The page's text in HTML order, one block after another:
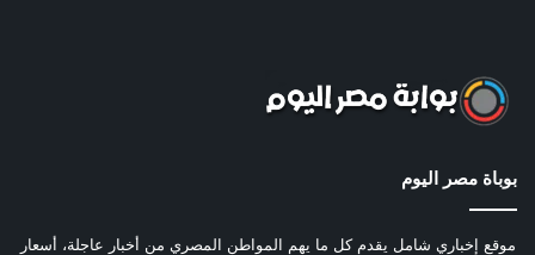
بوباة مصر اليوم
موقع إخباري شامل يقدم كل ما يهم المواطن المصري من أخبار عاجلة، أسعار